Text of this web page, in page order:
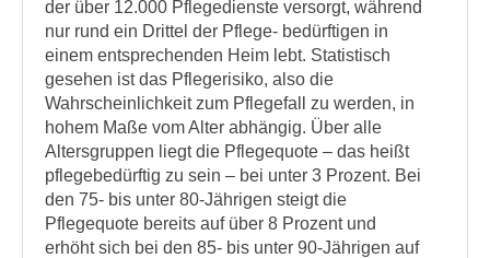
der über 12.000 Pflegedienste versorgt, während
nur rund ein Drittel der Pflege- bedürftigen in
einem entsprechenden Heim lebt. Statistisch
gesehen ist das Pflegerisiko, also die
Wahrscheinlichkeit zum Pflegefall zu werden, in
hohem Maße vom Alter abhängig. Über alle
Altersgruppen liegt die Pflegequote – das heißt
pflegebedürftig zu sein – bei unter 3 Prozent. Bei
den 75- bis unter 80-Jährigen steigt die
Pflegequote bereits auf über 8 Prozent und
erhöht sich bei den 85- bis unter 90-Jährigen auf